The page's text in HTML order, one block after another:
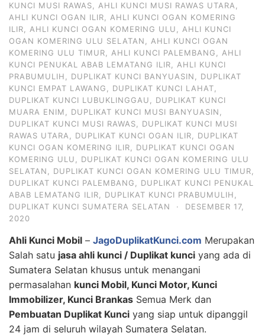
KUNCI MUSI RAWAS, AHLI KUNCI MUSI RAWAS UTARA,
AHLI KUNCI OGAN ILIR, AHLI KUNCI OGAN KOMERING
ILIR, AHLI KUNCI OGAN KOMERING ULU, AHLI KUNCI
OGAN KOMERING ULU SELATAN, AHLI KUNCI OGAN
KOMERING ULU TIMUR, AHLI KUNCI PALEMBANG, AHLI
KUNCI PENUKAL ABAB LEMATANG ILIR, AHLI KUNCI
PRABUMULIH, DUPLIKAT KUNCI BANYUASIN, DUPLIKAT
KUNCI EMPAT LAWANG, DUPLIKAT KUNCI LAHAT,
DUPLIKAT KUNCI LUBUKLINGGAU, DUPLIKAT KUNCI
MUARA ENIM, DUPLIKAT KUNCI MUSI BANYUASIN,
DUPLIKAT KUNCI MUSI RAWAS, DUPLIKAT KUNCI MUSI
RAWAS UTARA, DUPLIKAT KUNCI OGAN ILIR, DUPLIKAT
KUNCI OGAN KOMERING ILIR, DUPLIKAT KUNCI OGAN
KOMERING ULU, DUPLIKAT KUNCI OGAN KOMERING ULU
SELATAN, DUPLIKAT KUNCI OGAN KOMERING ULU TIMUR,
DUPLIKAT KUNCI PALEMBANG, DUPLIKAT KUNCI PENUKAL
ABAB LEMATANG ILIR, DUPLIKAT KUNCI PRABUMULIH,
DUPLIKAT KUNCI SUMATERA SELATAN
·
DESEMBER 17,
2020
Ahli Kunci Mobil – JagoDuplikatKunci.com Merupakan
Salah satu jasa ahli kunci / Duplikat kunci yang ada di
Sumatera Selatan khusus untuk menangani
permasalahan kunci Mobil, Kunci Motor, Kunci
Immobilizer, Kunci Brankas Semua Merk dan
Pembuatan Duplikat Kunci yang siap untuk dipanggil
24 jam di seluruh wilayah Sumatera Selatan.